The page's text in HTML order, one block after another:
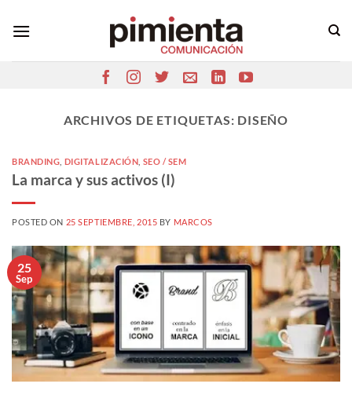
ARCHIVOS DE ETIQUETAS: DISEÑO
BRANDING DIGITALIZACIÓN SEO / SEM
La marca y sus activos (I)
POSTED ON 25 SEPTIEMBRE, 2015 BY MARCOS
25
Sep